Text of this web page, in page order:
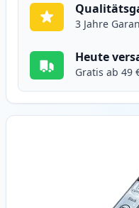
3 Jahre
Heute
Gratis ab 49